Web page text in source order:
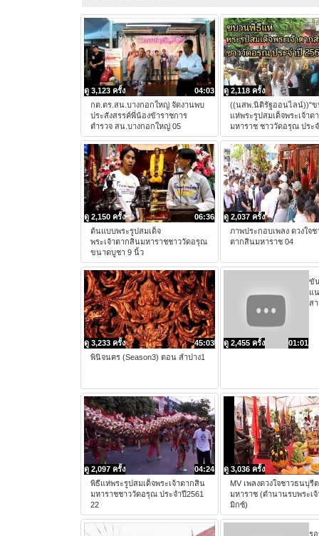
04:03
ดู 3,123 ครั้ง
กต.ตร.สน.บางกอกใหญ่ จัดงานพบ
ประสังสรรค์พี่น้องข้าราชการ
ตำรวจ สน.บางกอกใหญ่ 05
ดู 2,118 ครั้ง
((นสพ.นิติรัฐออนไลน์))"
แห่พระรูปสมเด็จพระเจ้าต
มหาราช ชาววัดอรุณ ประ
06:36
ดู 2,150 ครั้ง
ต้นแบบพระรูปสมเด็จ
พระเจ้าตากสินมหาราชชาววัดอรุณ
ขนาดบูชา 9 นิ้ว
ดู 2,037 ครั้ง
ภาพประกอบเพลง ดวงใจ
ตากสินมหาราช 04
45:03
ดู 3,233 ครั้ง
พินิจนคร (Season3) ตอน ลำปาง1
01:01
ดู 2,455 ครั้ง
ขั
แ
ส
04:24
ดู 2,097 ครั้ง
พิธีแห่พระรูปสมเด็จพระเจ้าตากสิน
มหาราชชาววัดอรุณ ประจำปี2561
22
ดู 3,036 ครั้ง
MV เพลงดวงใจชาวธนบุรี
มหาราช (ตำนานรบพระเ
มิกซ์)
ร